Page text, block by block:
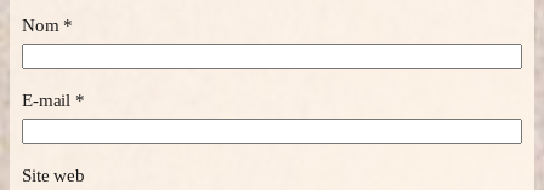
Nom *
E-mail *
Site web